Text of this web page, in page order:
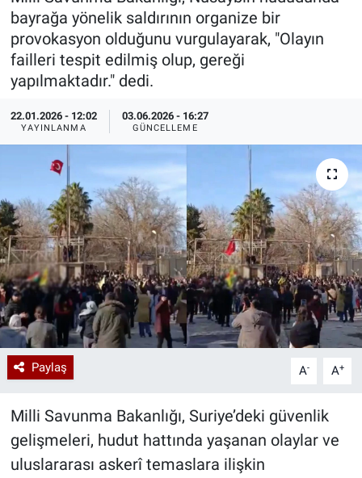
bayrağa yönelik saldırının organize bir
provokasyon olduğunu vurgulayarak, "Olayın
failleri tespit edilmiş olup, gereği
yapılmaktadır." dedi.
22.01.2026 - 12:02
YAYINLANMA
03.06.2026 - 16:27
GÜNCELLEME
Paylaş A- A+
Milli Savunma Bakanlığı, Suriye’deki güvenlik
gelişmeleri, hudut hattında yaşanan olaylar ve
uluslararası askerî temaslara ilişkin
Özel Haberler
Yazarlar
Dünya
Medya
Özel Haberler
Erişim Bilgileri
Sağlık
Teknoloji
Ramazan
Haber Arşivi